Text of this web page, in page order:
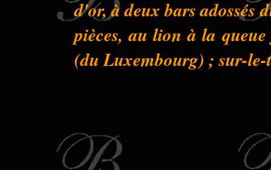
d'or, à deux bars adossés
pièces, au lion à la
(du Luxembourg) ; sur-le-